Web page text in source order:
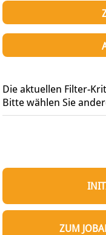
Die aktuellen Filter-
Bitte wählen Sie
ZUM